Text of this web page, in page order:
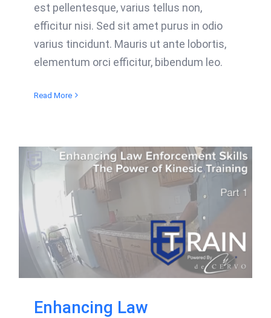
est pellentesque, varius tellus non,
efficitur nisi. Sed sit amet purus in odio
varius tincidunt. Mauris ut ante lobortis,
elementum orci efficitur, bibendum leo.
Read More
Enhancing Law